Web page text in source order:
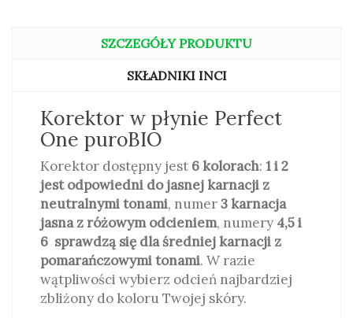
SZCZEGÓŁY PRODUKTU
SKŁADNIKI INCI
Korektor w płynie Perfect
One puroBIO
Korektor dostępny jest 6 kolorach: 1 i 2
jest odpowiedni do jasnej karnacji z
neutralnymi tonami, numer3 karnacja
jasna z różowym odcieniem, numery 4,5 i
6 sprawdzą się dla średniej karnacji z
pomarańczowymi tonami. W razie
wątpliwości wybierz odcień najbardziej
zbliżony do koloru Twojej skóry.